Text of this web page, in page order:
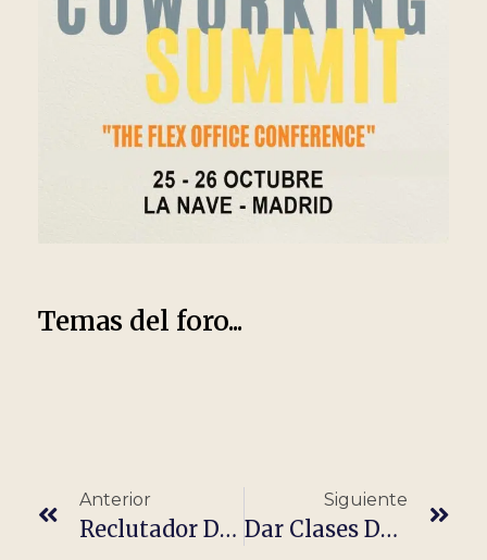
Temas del foro...
Anterior
Reclutador De Recursos Humanos – Trabajo 100% Remoto
Siguiente
Dar Clases De Música – Profesional Con/sin Experiencia